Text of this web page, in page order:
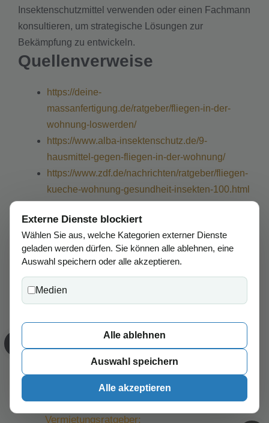
Insektenschutzmittel verwenden oder einen Fachmann
konsultieren, um strategische Lösungen zur
Bekämpfung zu entwickeln.
Quellenverweise
https://deine-
massanfertigung.de/ratgeber/fliegen-in-der-
wohnung-loswerden/
https://www.alba-insektenschutz.de/9-
hausmittel-gegen-fliegen-in-der-wohnung/
https://www.zdf.de/nachrichten/ratgeber/fliegen-
kueche-wohnung-gesundheit-insekten-100.html
Kategorien
Wohnen und Einrichten
Schlagwörter
wohnung
Kopfläuse bekämpfen
Wohnung
Vermietungsratgeber:
Externe Dienste blockiert
Wählen Sie aus, welche Kategorien externer Dienste
geladen werden dürfen. Sie können alle ablehnen, eine
Auswahl speichern oder alle akzeptieren.
Medien
Alle ablehnen
Auswahl speichern
Alle akzeptieren